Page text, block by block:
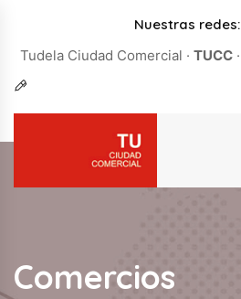
Nuestras redes:
Tudela Ciudad Comercial · TUCC ·
Comercios